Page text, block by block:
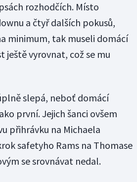
rozhodčích. Místo
a čtyř dalších pokusů,
minimum, tak museli domácí
ještě vyrovnat, což se mu
slepá, neboť domácí
první. Jejich šanci ovšem
přihrávku na Michaela
safetyho Rams na Thomase
se srovnávat nedal.